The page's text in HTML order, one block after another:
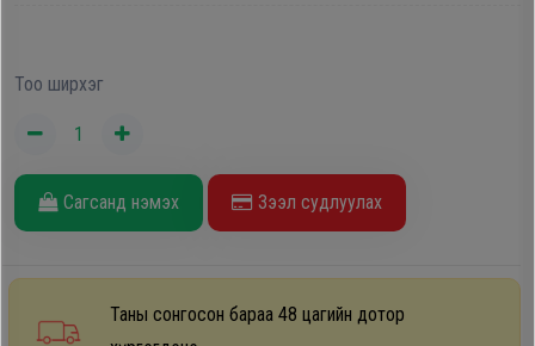
Tablet
Ухаалаг
Цаг
Тоо ширхэг
Сагсанд нэмэх Зээл судлуулах
Таны сонгосон бараа 48 цагийн дотор